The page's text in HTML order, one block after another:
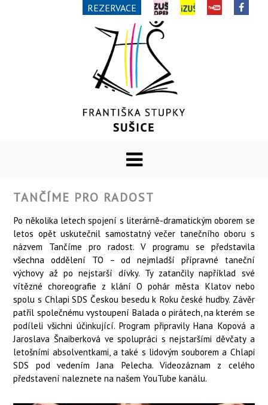
REZERVACE
TANČÍME PRO RADOST
Po několika letech spojení s literárně-dramatickým oborem se
letos opět uskutečnil samostatný večer tanečního oboru s
názvem Tančíme pro radost. V programu se představila
všechna oddělení TO – od nejmladší přípravné taneční
výchovy až po nejstarší dívky. Ty zatančily například své
vítězné choreografie z klání O pohár města Klatov nebo
spolu s Chlapi SDS Českou besedu k Roku české hudby. Závěr
patřil společnému vystoupení Balada o pirátech, na kterém se
podíleli všichni účinkující. Program připravily Hana Kopová a
Jaroslava Šnaiberková ve spolupráci s nejstaršími děvčaty a
letošními absolventkami, a také s lidovým souborem a Chlapi
SDS pod vedením Jana Pelecha. Videozáznam z celého
představení naleznete na našem YouTube kanálu.